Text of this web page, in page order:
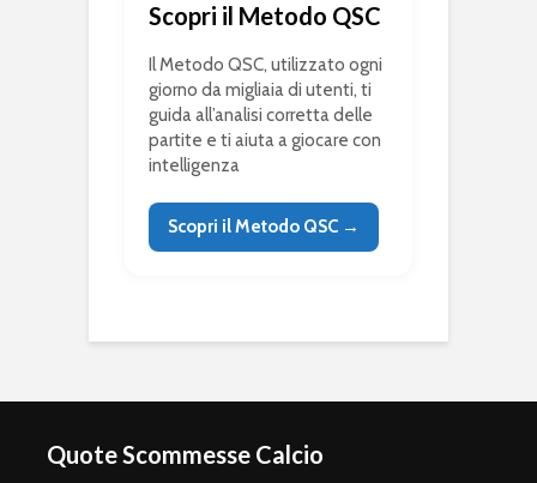
Scopri il Metodo QSC
Il Metodo QSC, utilizzato ogni
giorno da migliaia di utenti, ti
guida all’analisi corretta delle
partite e ti aiuta a giocare con
intelligenza
Scopri il Metodo QSC →
Quote Scommesse Calcio